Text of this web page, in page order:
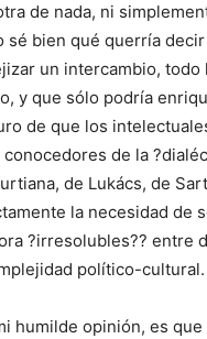
de nada, ni
sé bien qué querría
un intercambio, todo
y que sólo podría
de que los
de la
de Lukács, de
la necesidad de
?irresolubles?? entre
político-cultural.
humilde opinión, es